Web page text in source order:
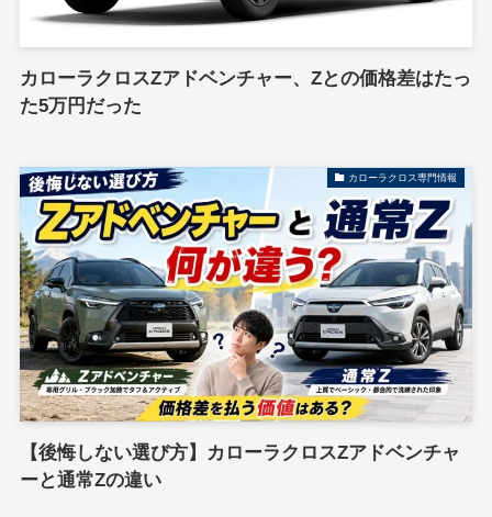
カローラクロスZアドベンチャー、Zとの価格差はたっ
た5万円だった
カローラクロス専門情報
【後悔しない選び方】カローラクロスZアドベンチャ
ーと通常Zの違い